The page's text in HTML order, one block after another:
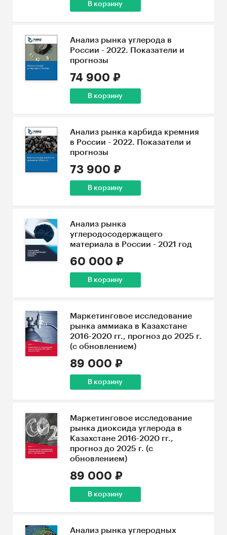
В корзину
Анализ рынка углерода в
России - 2022. Показатели и
прогнозы
74 900 ₽
В корзину
Анализ рынка карбида кремния
в России - 2022. Показатели и
прогнозы
73 900 ₽
В корзину
Анализ рынка
углеродосодержащего
материала в России - 2021 год
60 000 ₽
В корзину
Маркетинговое исследование
рынка аммиака в Казахстане
2016-2020 гг., прогноз до 2025 г.
(с обновлением)
89 000 ₽
В корзину
Маркетинговое исследование
рынка диоксида углерода в
Казахстане 2016-2020 гг.,
прогноз до 2025 г. (с
обновлением)
89 000 ₽
В корзину
Анализ рынка углеродных